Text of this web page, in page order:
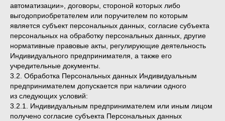
автоматизации», договоры, стороной которых либо
выгодоприобретателем или поручителем по которым
является субъект персональных данных, согласие субъекта
персональных на обработку персональных данных, другие
нормативные правовые акты, регулирующие деятельность
Индивидуального предпринимателя, а также его
учредительные документы.
3.2. Обработка Персональных данных Индивидуальным
предпринимателем допускается при наличии одного
из следующих условий:
3.2.1. Индивидуальным предпринимателем или иным лицом
получено согласие субъекта Персональных данных